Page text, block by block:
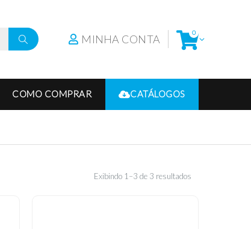
MINHA CONTA 0
COMO COMPRAR CATÁLOGOS
Exibindo 1–3 de 3 resultados